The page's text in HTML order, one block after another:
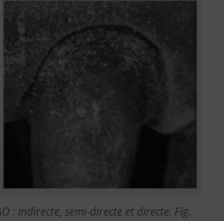
: indirecte, semi-directe et directe. Fig.